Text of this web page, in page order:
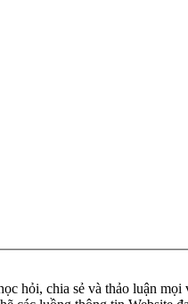
hỏi, chia sẻ và thảo luận mọi